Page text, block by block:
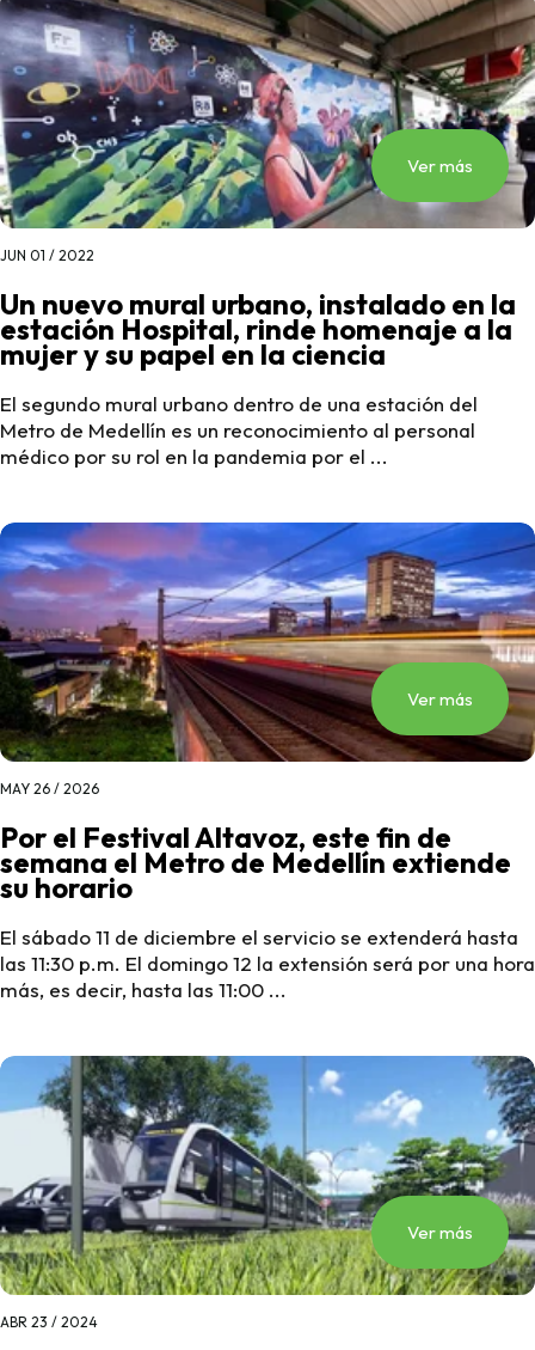
Ver más
JUN 01 / 2022
Un nuevo mural urbano, instalado en la
estación Hospital, rinde homenaje a la
mujer y su papel en la ciencia
El segundo mural urbano dentro de una estación del
Metro de Medellín es un reconocimiento al personal
médico por su rol en la pandemia por el ...
Ver más
MAY 26 / 2026
Por el Festival Altavoz, este fin de
semana el Metro de Medellín extiende
su horario
El sábado 11 de diciembre el servicio se extenderá hasta
las 11:30 p.m. El domingo 12 la extensión será por una hora
más, es decir, hasta las 11:00 ...
Ver más
ABR 23 / 2024